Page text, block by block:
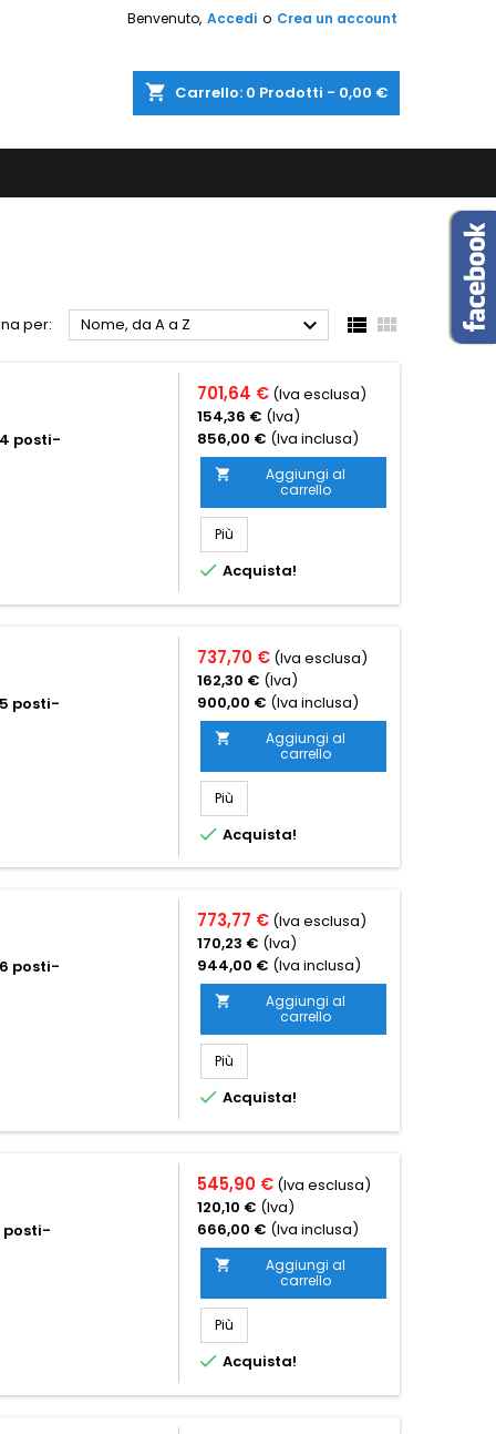
Benvenuto, Accedi o Crea un account
shopping_cart Carrello: 0 Prodotti - 0,00 €
per: Nome, da A a Z   
posti-
701,64 € (Iva esclusa)
154,36 € (Iva)
856,00 € (Iva inclusa)

Aggiungi al
carrello
Più
 Acquista!
posti-
737,70 € (Iva esclusa)
162,30 € (Iva)
900,00 € (Iva inclusa)

Aggiungi al
carrello
Più
 Acquista!
posti-
773,77 € (Iva esclusa)
170,23 € (Iva)
944,00 € (Iva inclusa)

Aggiungi al
carrello
Più
 Acquista!
posti-
545,90 € (Iva esclusa)
120,10 € (Iva)
666,00 € (Iva inclusa)

Aggiungi al
carrello
Più
 Acquista!